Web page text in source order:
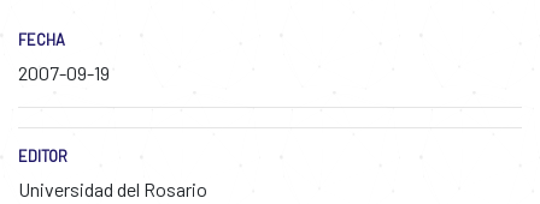
FECHA
2007-09-19
EDITOR
Universidad del Rosario